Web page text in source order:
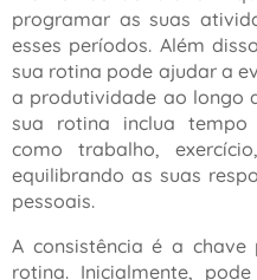
programar as suas
esses períodos. Além
sua rotina pode ajudar a
a produtividade ao longo
sua rotina inclua tempo
como trabalho,
equilibrando as suas
pessoais.
A consistência é a
rotina. Inicialmente,